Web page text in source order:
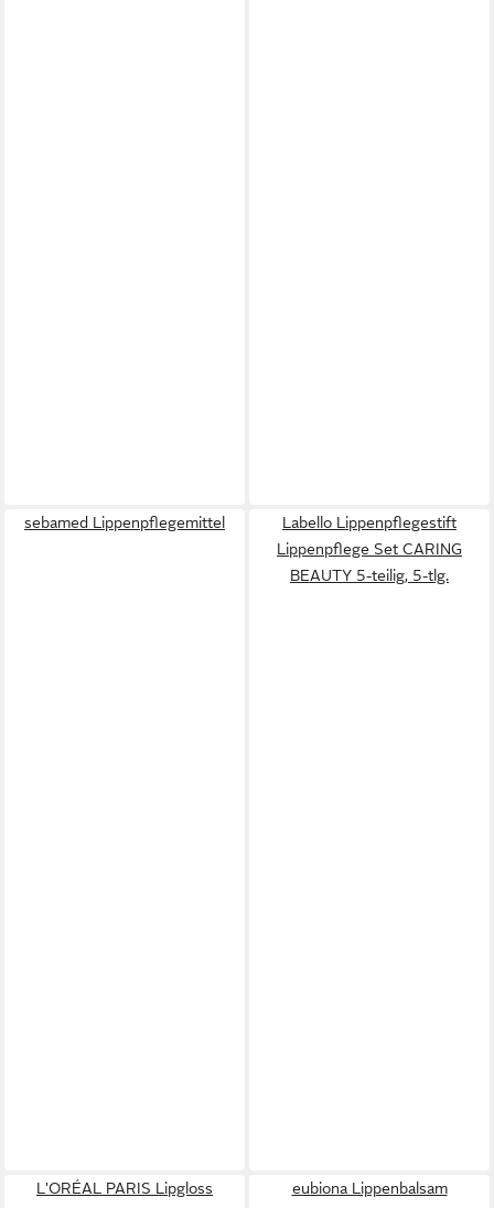
sebamed Lippenpflegemittel
Labello Lippenpflegestift
Lippenpflege Set CARING
BEAUTY 5-teilig, 5-tlg.
L'ORÉAL PARIS Lipgloss
eubiona Lippenbalsam